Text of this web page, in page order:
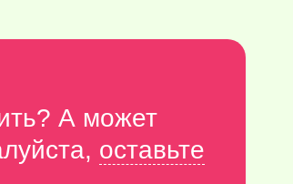
А может
оставьте